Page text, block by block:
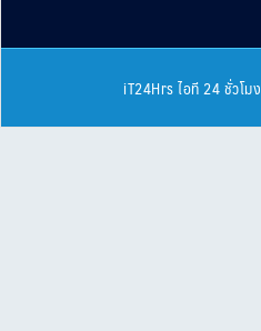
iT24Hrs ไอที 24 ชั่วโมง